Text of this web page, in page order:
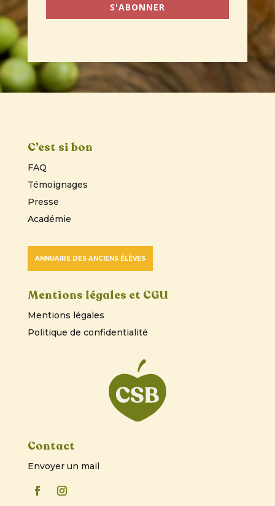
S'ABONNER
C’est si bon
FAQ
Témoignages
Presse
Académie
ANNUAIRE DES ANCIENS ÉLÈVES
Mentions légales et CGU
Mentions légales
Politique de confidentialité
Contact
Envoyer un mail